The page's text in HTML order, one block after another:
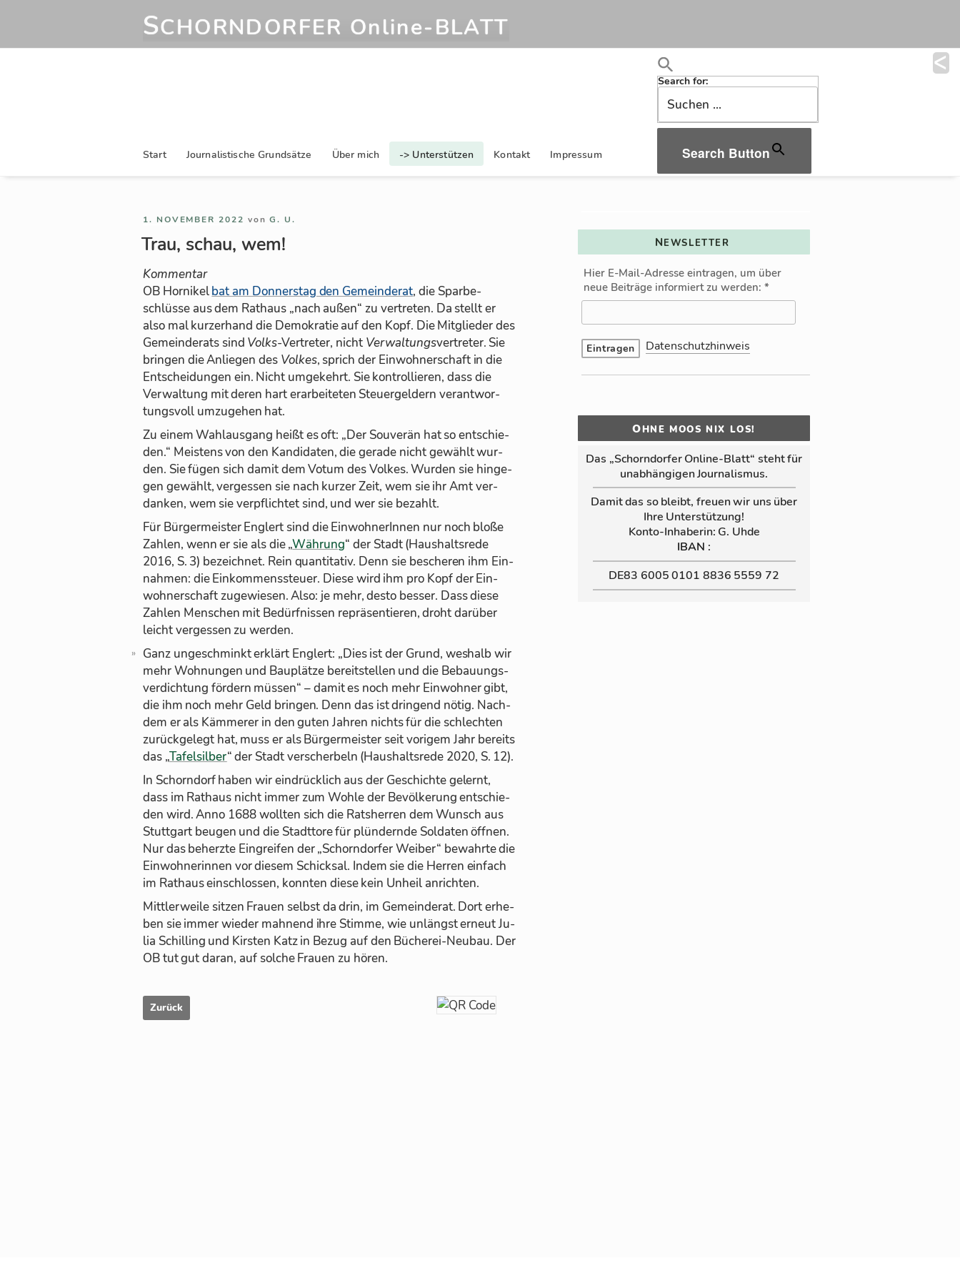
SCHORNDORFER Online‑BLATT
Start Journalistische Grundsätze Über mich -> Unterstützen Kontakt Impressum
Search for:
Search Button
VERÖFFENTLICHT
1. NOVEMBER 2022 vonG. U.
Trau, schau, wem!
Kom­men­tar
OB Hornikelbat am Don­ners­tag den Ge­mein­de­rat, die Spar­be­
schlüsse aus dem Rat­haus „nach au­ßen“ zu ver­tre­ten. Da stellt er
also mal kur­zer­hand die De­mo­kra­tie auf den Kopf. Die Mit­glie­der des
Ge­mein­de­rats sind Volks-Ver­tre­ter, nicht Ver­wal­tungsver­tre­ter. Sie
brin­gen die An­lie­gen des Vol­kes, sprich der Ein­woh­ner­schaft in die
Ent­schei­dun­gen ein. Nicht um­ge­kehrt. Sie kon­trol­lie­ren, dass die
Ver­wal­tung mit de­ren hart er­ar­bei­te­ten Steu­er­gel­dern ver­ant­wor­
tungs­voll um­zu­ge­hen hat.
Zu ei­nem Wahl­aus­gang heißt es oft: „Der Sou­ve­rän hat so ent­schie­
den.“ Meis­tens von den Kan­di­da­ten, die ge­rade nicht ge­wählt wur­
den. Sie fü­gen sich da­mit dem Vo­tum des Vol­kes. Wur­den sie hin­ge­
gen ge­wählt, ver­ges­sen sie nach kur­zer Zeit, wem sie ihr Amt ver­
dan­ken, wem sie ver­pflich­tet sind, und wer sie be­zahlt.
Für Bür­ger­meis­ter Eng­lert sind die Ein­woh­ne­rIn­nen nur noch bloße
Zah­len, wenn er sie als die „Wäh­rung“ der Stadt (Haus­halts­rede
2016, S. 3) be­zeich­net. Rein quan­ti­ta­tiv. Denn sie be­sche­ren ihm Ein­
nah­men: die Ein­kom­mens­steuer. Diese wird ihm pro Kopf der Ein­
woh­ner­schaft zu­ge­wie­sen. Also: je mehr, desto bes­ser. Dass diese
Zah­len Men­schen mit Be­dürf­nis­sen re­prä­sen­tie­ren, droht dar­über
leicht ver­ges­sen zu wer­den.
Ganz un­ge­schminkt er­klärt Eng­lert: „Dies ist der Grund, wes­halb wir
mehr Woh­nun­gen und Bau­plätze be­reit­stel­len und die Be­bau­ungs­
ver­dich­tung för­dern müs­sen“ – da­mit es noch mehr Ein­woh­ner gibt,
die ihm noch mehr Geld brin­gen. Denn das ist drin­gend nö­tig. Nach­
dem er als Käm­me­rer in den gu­ten Jah­ren nichts für die schlech­ten
zu­rück­ge­legt hat, muss er als Bür­ger­meis­ter seit vo­ri­gem Jahr be­reits
das „Ta­fel­sil­ber“ der Stadt ver­scher­beln (Haus­halts­rede 2020, S. 12).
In Schorn­dorf ha­ben wir ein­drück­lich aus der Ge­schichte ge­lernt,
dass im Rat­haus nicht im­mer zum Wohle der Be­völ­ke­rung ent­schie­
den wird. Anno 1688 woll­ten sich die Rats­her­ren dem Wunsch aus
Stutt­gart beu­gen und die Stadt­tore für plün­dernde Sol­da­ten öff­nen.
Nur das be­herzte Ein­grei­fen der „Schorn­dor­fer Wei­ber“ be­wahrte die
Ein­woh­ne­rin­nen vor die­sem Schick­sal. In­dem sie die Her­ren ein­fach
im Rat­haus ein­schlos­sen, konn­ten diese kein Un­heil an­rich­ten.
Mitt­ler­weile sit­zen Frauen selbst da drin, im Ge­mein­de­rat. Dort er­he­
ben sie im­mer wie­der mah­nend ihre Stimme, wie un­längst er­neut Ju­
lia Schil­ling und Kirs­ten Katz in Be­zug auf den Bü­che­rei-Neu­bau. Der
OB tut gut daran, auf sol­che Frauen zu hö­ren.
NEWSLETTER
Hier E-Mail-Adresse eintragen, um über
neue Beiträge informiert zu werden:*
Datenschutzhinweis
OHNE MOOS NIX LOS!
Das „Schorn­dor­fer Online‑Blatt“ steht für
un­ab­hän­gi­gen Jour­na­lis­mus.
Da­mit das so bleibt, freuen wir uns über
Ihre Un­ter­stüt­zung!
Konto-In­ha­be­rin: G. Uhde
IBAN :
DE83 6005 0101 8836 5559 72